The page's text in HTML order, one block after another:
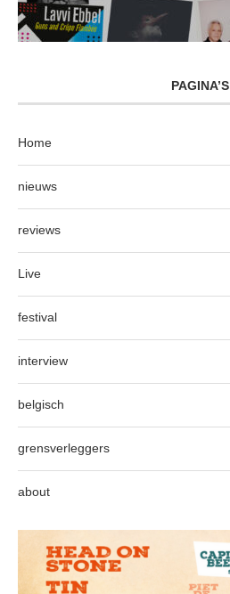
PAGINA’S
Home
nieuws
reviews
Live
festival
interview
belgisch
grensverleggers
about